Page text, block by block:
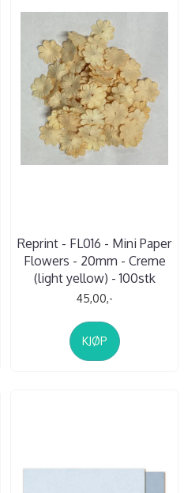
Reprint - FL016 - Mini Paper
Flowers - 20mm - Creme
(light yellow) - 100stk
45,00,-
KJØP